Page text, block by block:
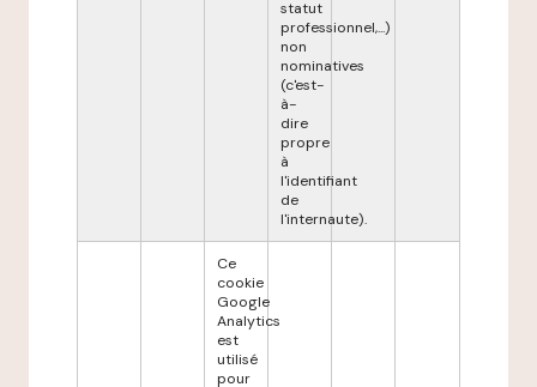
statut
professionnel,...)
non
nominatives
(c'est-
à-
dire
propre
à
l'identifiant
de
l'internaute).
Ce
cookie
Google
Analytics
est
utilisé
pour